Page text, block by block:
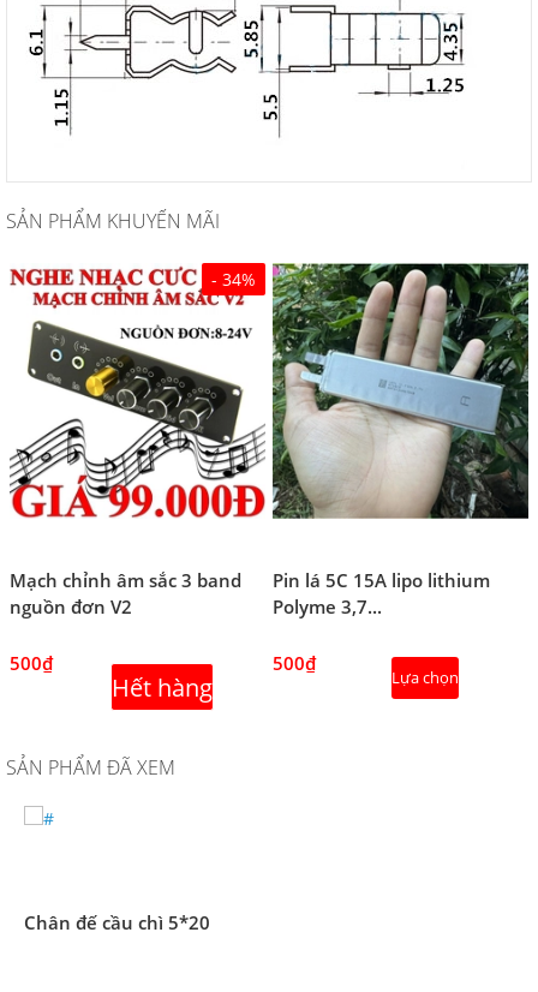
SẢN PHẨM KHUYẾN MÃI
- 34%
Mạch chỉnh âm sắc 3 band
nguồn đơn V2
500₫
Hết hàng
Pin lá 5C 15A lipo lithium
Polyme 3,7...
500₫
Lựa chọn
SẢN PHẨM ĐÃ XEM
Chân đế cầu chì 5*20